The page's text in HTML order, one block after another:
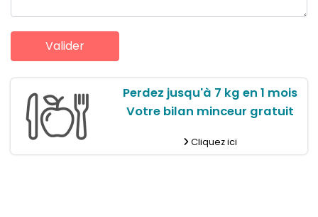
Perdez jusqu'à 7 kg en 1 mois
Votre bilan minceur gratuit
Cliquez ici